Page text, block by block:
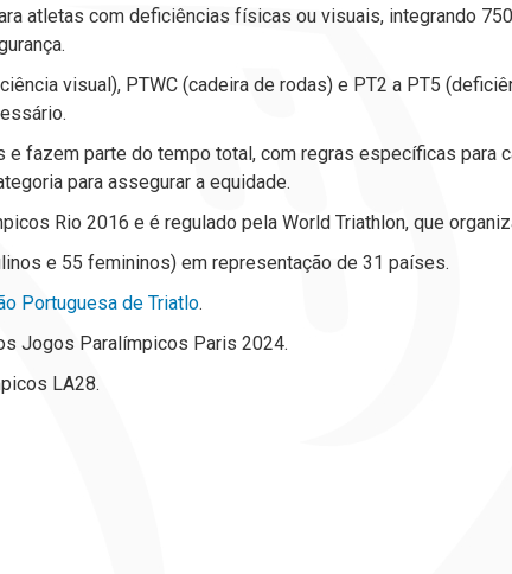
atletas com deficiências físicas ou visuais, integrando
visual), PTWC (cadeira de rodas) e PT2 a PT5
fazem parte do tempo total, com regras específicas para
para assegurar a equidade.
Rio 2016 e é regulado pela World Triathlon, que
e 55 femininos) em representação de 31 países.
Portuguesa de Triatlo.
Jogos Paralímpicos Paris 2024.
LA28.